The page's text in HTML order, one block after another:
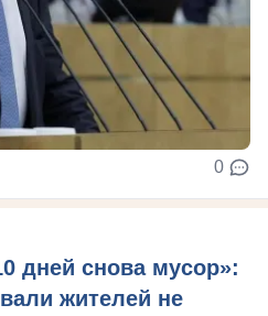
0
дней снова мусор»:
жителей не